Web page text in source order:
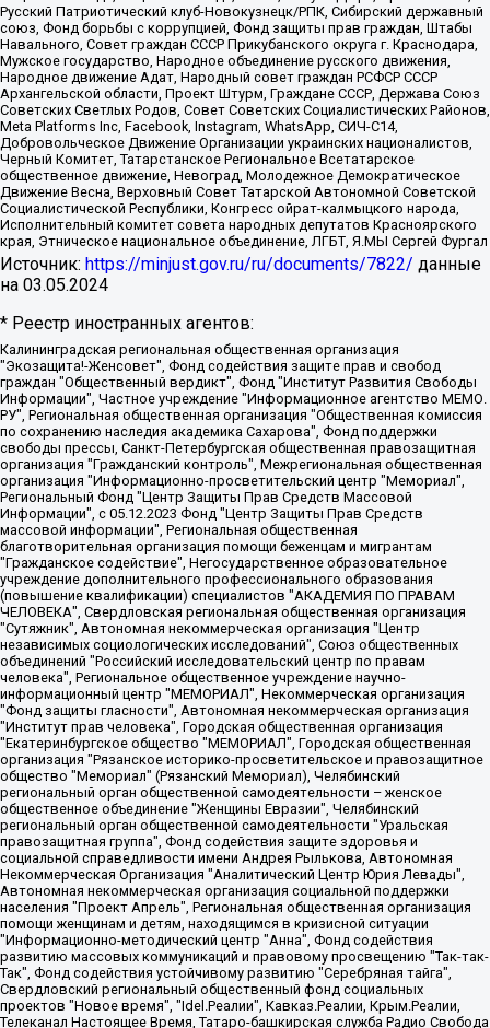
Русский Патриотический клуб-Новокузнецк/РПК, Сибирский державный
союз, Фонд борьбы с коррупцией, Фонд защиты прав граждан, Штабы
Навального, Совет граждан СССР Прикубанского округа г. Краснодара,
Мужское государство, Народное объединение русского движения,
Народное движение Адат, Народный совет граждан РСФСР СССР
Архангельской области, Проект Штурм, Граждане СССР, Держава Союз
Советских Светлых Родов, Совет Советских Социалистических Районов,
Meta Platforms Inc, Facebook, Instagram, WhatsApp, СИЧ-С14,
Добровольческое Движение Организации украинских националистов,
Черный Комитет, Татарстанское Региональное Всетатарское
общественное движение, Невоград, Молодежное Демократическое
Движение Весна, Верховный Совет Татарской Автономной Советской
Социалистической Республики, Конгресс ойрат-калмыцкого народа,
Исполнительный комитет совета народных депутатов Красноярского
края, Этническое национальное объединение, ЛГБТ, Я.МЫ Сергей Фургал
Источник: https://minjust.gov.ru/ru/documents/7822/ данные
на 03.05.2024
* Реестр иностранных агентов:
Калининградская региональная общественная организация "Экозащита!-Женсовет", Фонд содействия защите прав и свобод граждан "Общественный вердикт", Фонд "Институт Развития Свободы Информации", Частное учреждение "Информационное агентство МЕМО. РУ", Региональная общественная организация "Общественная комиссия по сохранению наследия академика Сахарова", Фонд поддержки свободы прессы, Санкт-Петербургская общественная правозащитная организация "Гражданский контроль", Межрегиональная общественная организация "Информационно-просветительский центр "Мемориал", Региональный Фонд "Центр Защиты Прав Средств Массовой Информации", с 05.12.2023 Фонд "Центр Защиты Прав Средств массовой информации", Региональная общественная благотворительная организация помощи беженцам и мигрантам "Гражданское содействие", Негосударственное образовательное учреждение дополнительного профессионального образования (повышение квалификации) специалистов "АКАДЕМИЯ ПО ПРАВАМ ЧЕЛОВЕКА", Свердловская региональная общественная организация "Сутяжник", Автономная некоммерческая организация "Центр независимых социологических исследований", Союз общественных объединений "Российский исследовательский центр по правам человека", Региональное общественное учреждение научно-информационный центр "МЕМОРИАЛ", Некоммерческая организация "Фонд защиты гласности", Автономная некоммерческая организация "Институт прав человека", Городская общественная организация "Екатеринбургское общество "МЕМОРИАЛ", Городская общественная организация "Рязанское историко-просветительское и правозащитное общество "Мемориал" (Рязанский Мемориал), Челябинский региональный орган общественной самодеятельности – женское общественное объединение "Женщины Евразии", Челябинский региональный орган общественной самодеятельности "Уральская правозащитная группа", Фонд содействия защите здоровья и социальной справедливости имени Андрея Рылькова, Автономная Некоммерческая Организация "Аналитический Центр Юрия Левады", Автономная некоммерческая организация социальной поддержки населения "Проект Апрель", Региональная общественная организация помощи женщинам и детям, находящимся в кризисной ситуации "Информационно-методический центр "Анна", Фонд содействия развитию массовых коммуникаций и правовому просвещению "Так-так-Так", Фонд содействия устойчивому развитию "Серебряная тайга", Свердловский региональный общественный фонд социальных проектов "Новое время", "Idel.Реалии", Кавказ.Реалии, Крым.Реалии, Телеканал Настоящее Время, Татаро-башкирская служба Радио Свобода (Azatliq Radiosi), Радио Свободная Европа/Радио Свобода (PCE/PC), "Сибирь.Реалии", "Фактограф", Благотворительный фонд помощи осужденным и их семьям, Автономная некоммерческая организация "Институт глобализации и социальных движений", Фонд "В защиту прав заключенных", Частное учреждение "Центр поддержки и содействия развитию средств массовой информации", Пензенский региональный общественный благотворительный фонд "Гражданский союз", "Север.Реалии", Некоммерческая организация Фонд "Правовая инициатива", Общество с ограниченной ответственностью "Радио Свободная Европа/Радио Свобода", Чешское информационное агентство "MEDIUM-ORIENT", Красноярская региональная общественная организация "Мы против СПИДа", Камалягин Денис Николаевич, Маркелов Сергей Евгеньевич, Пономарев Лев Александрович, Савицкая Людмила Алексеевна, Автономная некоммерческая организация "Центр по работе с проблемой насилия "НАСИЛИЮ.НЕТ", Межрегиональный профессиональный союз работников здравоохранения "Альянс врачей", Юридическое лицо, зарегистрированное в Латвийской Республике, SIA "Medusa Project" (регистрационный номер 40103797863, дата регистрации 10.06.2014), Некоммерческая организация "Фонд по борьбе с коррупцией", Автономная некоммерческая организация "Институт права и публичной политики", Баданин Роман Сергеевич, Гликин Максим Александрович, Железнова Мария Михайловна, Лукьянова Юлия Сергеевна, Маетная Елизавета Витальевна, Маняхин Петр Борисович, Чуракова Ольга Владимировна, Ярош Юлия Петровна, Юридическое лицо "The Insider SIA", зарегистрированное в Риге, Латвийская Республика (дата регистрации 26.06.2015), являющееся администратором доменного имени интернет-издания "The Insider SIA", https://theins.ru, Постернак Алексей Евгеньевич, Рубин Михаил Аркадьевич, Анин Роман Александрович, Юридическое лицо Istories fonds, зарегистрированное в Латвийской Республике (регистрационный номер 50008295751, дата регистрации 24.02.2020), Великовский Дмитрий Александрович, Долинина Ирина Николаевна, Мароховская Алеся Алексеевна, Шлейнов Роман Юрьевич, Шмагун Олеся Валентиновна, Общество с ограниченной ответственностью "Альтаир 2021", Общество с ограниченной ответственностью "Вега 2021", Общество с ограниченной ответственностью "Главный редактор 2021", Общество с ограниченной ответственностью "Ромашки монолит", Важенков Артем Валерьевич, Ивановская областная общественная организация "Центр гендерных исследований", Гурман Юрий Альбертович, Медиапроект "ОВД-Инфо", Егоров Владимир Владимирович, Жилинский Владимир Александрович, Общество с ограниченной ответственностью "ЗП", Иванова София Юрьевна, Карезина Инна Павловна, Кильтау Екатерина Викторовна, Петров Алексей Викторович, Пискунов Сергей Евгеньевич, Смирнов Сергей Сергеевич, Тихонов Михаил Сергеевич, Общество с ограниченной ответственностью "ЖУРНАЛИСТ-ИНОСТРАННЫЙ АГЕНТ", Арапова Галина Юрьевна, Вольтская Татьяна Анатольевна, Американская компания "Mason G.E.S. Anonymous Foundation" (США), являющаяся владельцем интернет-издания https://mnews.world/, Компания "Stichting Bellingcat", зарегистрированная в Нидерландах (дата регистрации 11.07.2018), Захаров Андрей Вячеславович, Клепиковская Екатерина Дмитриевна, Общество с ограниченной ответственностью "МЕМО", Перл Роман Александрович, Симонов Евгений Алексеевич, Соловьева Елена Анатольевна, Сотников Даниил Владимирович, Сурначева Елизавета Дмитриевна, Автономная некоммерческая организация по защите прав человека и информированию населения "Якутия – Наше Мнение", Общество с ограниченной ответственностью "Москоу диджитал медиа", с 26.01.2023 Общество с ограниченной ответственностью "Чайка Белые сады", Ветошкина Валерия Валерьевна, Заговора Максим Александрович, Межрегиональное общественное движение "Российская ЛГБТ - сеть", Оленичев Максим Владимирович, Павлов Иван Юрьевич, Скворцова Елена Сергеевна, Общество с ограниченной ответственностью "Как бы инагент", Кочетков Игорь Викторович, Общество с ограниченной ответственностью "Честные выборы", Еланчик Олег Александрович, Общество с ограниченной ответственностью "Нобелевский призыв", Гималова Регина Эмилевна, Григорьев Андрей Валерьевич, Григорьева Алина Александровна, Ассоциация по содействию защите прав призывников, альтернативнослужащих и военнослужащих "Правозащитная группа "Гражданин.Армия.Право", Хисамова Регина Фаритовна, Автономная некоммерческая организация по реализации социально-правовых программ "Лилит", Дальневосточное общественное движение "Маяк", Санкт-Петербургская ЛГБТ-инициативная группа "Выход", Инициативная группа ЛГБТ+ "Реверс", Алексеев Андрей Викторович, Бекбулатова Таисия Львовна, Беляев Иван Михайлович, Владыкина Елена Сергеевна, Гельман Марат Александрович, Никульшина Вероника Юрьевна, Толоконникова Надежда Андреевна, Шендерович Виктор Анатольевич, Общество с ограниченной ответственностью "Данное сообщение", Общество с ограниченной ответственностью Издательский дом "Новая глава", Айнбиндер Александра Александровна, Московский комьюнити-центр для ЛГБТ+инициатив, Благотворительный фонд развития филантропии, Deutsche Welle (Германия, Kurt-Schumacher-Strasse 3, 53113 Bonn), Борзунова Мария Михайловна, Воробьев Виктор Викторович, Голубева Анна Львовна, Константинова Алла Михайловна, Малкова Ирина Владимировна, Мурадов Мурад Абдулгалимович, Осетинская Елизавета Николаевна, Понасенков Евгений Николаевич, Ганапольский Матвей Юрьевич, Киселев Евгений Алексеевич, Борухович Ирина Григорьевна, Дремин Иван Тимофеевич, Дубровский Дмитрий Викторович, Красноярская региональная общественная организация поддержки и развития альтернативных образовательных технологий и межкультурных коммуникаций "ИНТЕРРА", Маяковская Екатерина Алексеевна, Фейгин Марк Захарович, Филимонов Андрей Викторович, Дзугкоева Регина Николаевна, Доброхотов Роман Александрович, Дудь Юрий Александрович, Елкин Сергей Владимирович, Кругликов Кирилл Игоревич, Сабунаева Мария Леонидовна, Семенов Алексей Владимирович, Шаинян Карен Багратович, Шульман Екатерина Михайловна, Асафьев Артур Валерьевич, Вахштайн Виктор Семенович, Венедиктов Алексей Алексеевич, Лушникова Екатерина Евгеньевна, Волков Леонид Михайлович, Невзоров Александр Глебович, Пархоменко Сергей Борисович, Сироткин Ярослав Николаевич, Кара-Мурза Владимир Владимирович, Баранова Наталья Владимировна, Гозман Леонид Яковлевич, Кагарлицкий Борис Юльевич, Климарев Михаил Валерьевич, Милов Владимир Станиславович, Автономная некоммерческая организация Краснодарский центр современного искусства "Типография", Моргенштерн Алишер Тагирович, Соболь Любовь Эдуардовна, Общество с ограниченной ответственностью "ЛИЗА НОРМ", Каспаров Гарри Кимович, Ходорковский Михаил Борисович, Общество с ограниченной ответственностью "Апрельские тезисы", Данилович Ирина Брониславовна, Кашин Олег Владимирович, Петров Николай Владимирович, Пивоваров Алексей Владимирович, Соколов Михаил Владимирович, Цветкова Юлия Владимировна, Чичваркин Евгений Александрович, Комитет против пыток/Команда против пыток, Общество с ограниченной ответственностью "Первый научный", Общество с ограниченной ответственностью "Вертолет и ко", Белоцерковская Вероника Борисовна, Кац Максим Евгеньевич, Лазарева Татьяна Юрьевна, Шаведдинов Руслан Табризович, Яшин Илья Валерьевич, Общество с ограниченной ответственностью "Иноагент ААВ", Алешковский Дмитрий Петрович, Альбац Евгения Марковна, Быков Дмитрий Львович, Галямина Юлия Евгеньевна, Лойко Сергей Леонидович, Мартынов Кирилл Константинович, Медведев Сергей Александрович, Крашенинников Федор Геннадиевич, Гордеева Катерина Вл